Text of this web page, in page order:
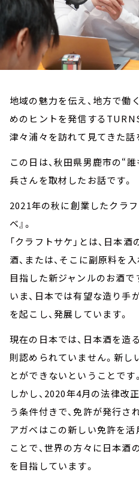
地域の魅力を伝え、地方で働
めのヒントを発信する
津々浦々を訪れて見てきた話
この日は、秋田県男鹿市の“
兵さんを取材したお話です。
2021年の秋に創業したクラ
ベ』。
「クラフトサケ」とは、日本
酒、または、そこに副原料を
目指した新ジャンルのお酒で
いま、日本では有望な造り手
を起こし、発展しています。
現在の日本では、日本酒を造
則認められていません。新し
とができないということです。
しかし、2020年4月の法律改
う条件付きで、免許が発行さ
アガベはこの新しい免許を活
ことで、世界の方々に日本酒
を目指しています。